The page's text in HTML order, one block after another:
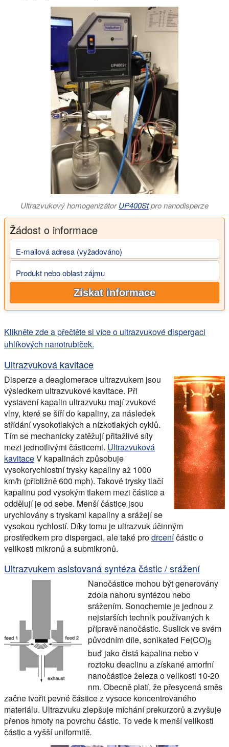
Ultrazvukový homogenizátorUP400Stpro nanodisperze
Žádost o informace
E-mailová adresa (vyžadováno)
Produkt nebo oblast zájmu
Získat informace
Klikněte zde a přečtěte si více o ultrazvukové dispergaci
uhlíkových nanotrubiček.
Ultrazvuková kavitace
Disperze a deaglomerace ultrazvukem jsou
výsledkem ultrazvukové kavitace. Při
vystavení kapalin ultrazvuku mají zvukové
vlny, které se šíří do kapaliny, za následek
střídání vysokotlakých a nízkotlakých cyklů.
Tím se mechanicky zatěžují přitažlivé síly
mezi jednotlivými částicemi. Ultrazvuková
kavitaceV kapalinách způsobuje
vysokorychlostní trysky kapaliny až 1000
km/h (přibližně 600 mph). Takové trysky tlačí
kapalinu pod vysokým tlakem mezi částice a
oddělují je od sebe. Menší částice jsou
urychlovány s tryskami kapaliny a srážejí se
vysokou rychlostí. Díky tomu je ultrazvuk účinným
prostředkem pro dispergaci, ale také prodrceníčástic o
velikosti mikronů a submikronů.
Ultrazvukem asistovaná syntéza částic / srážení
Nanočástice mohou být generovány
zdola nahoru syntézou nebo
srážením. Sonochemie je jednou z
nejstarších technik používaných k
přípravě nanočástic. Suslick ve svém
původním díle, sonikated Fe(CO)5
buď jako čistá kapalina nebo v
roztoku deaclinu a získané amorfní
nanočástice železa o velikosti 10-20
nm. Obecně platí, že přesycená směs
začne tvořit pevné částice z vysoce koncentrovaného
materiálu. Ultrazvuku zlepšuje míchání prekurzorů a zvyšuje
přenos hmoty na povrchu částic. To vede k menší velikosti
částic a vyšší uniformitě.